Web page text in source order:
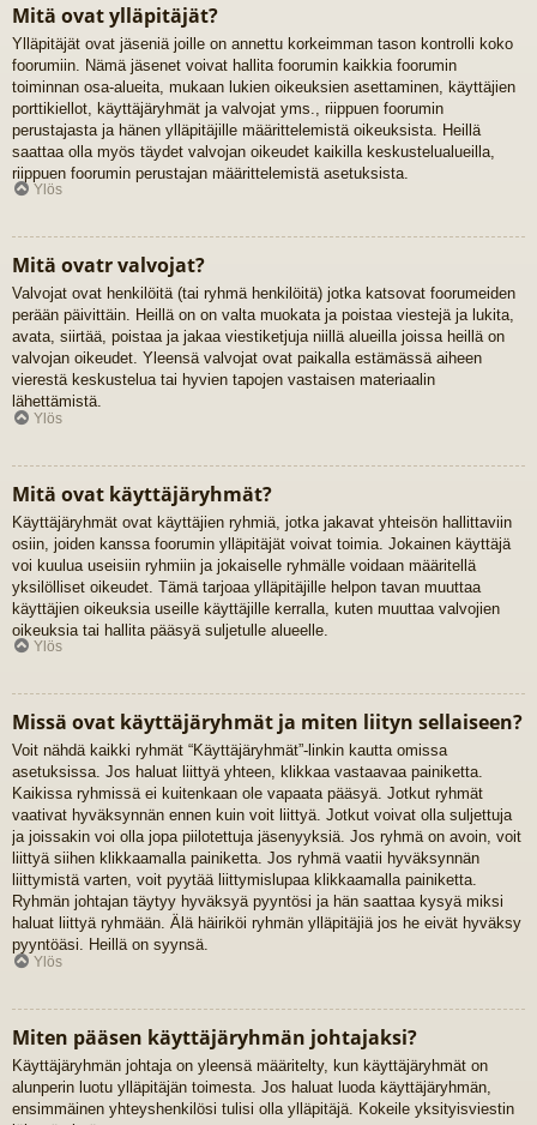
Mitä ovat ylläpitäjät?
Ylläpitäjät ovat jäseniä joille on annettu korkeimman tason kontrolli koko
foorumiin. Nämä jäsenet voivat hallita foorumin kaikkia foorumin
toiminnan osa-alueita, mukaan lukien oikeuksien asettaminen, käyttäjien
porttikiellot, käyttäjäryhmät ja valvojat yms., riippuen foorumin
perustajasta ja hänen ylläpitäjille määrittelemistä oikeuksista. Heillä
saattaa olla myös täydet valvojan oikeudet kaikilla keskustelualueilla,
riippuen foorumin perustajan määrittelemistä asetuksista.
Ylös
Mitä ovatr valvojat?
Valvojat ovat henkilöitä (tai ryhmä henkilöitä) jotka katsovat foorumeiden
perään päivittäin. Heillä on on valta muokata ja poistaa viestejä ja lukita,
avata, siirtää, poistaa ja jakaa viestiketjuja niillä alueilla joissa heillä on
valvojan oikeudet. Yleensä valvojat ovat paikalla estämässä aiheen
vierestä keskustelua tai hyvien tapojen vastaisen materiaalin
lähettämistä.
Ylös
Mitä ovat käyttäjäryhmät?
Käyttäjäryhmät ovat käyttäjien ryhmiä, jotka jakavat yhteisön hallittaviin
osiin, joiden kanssa foorumin ylläpitäjät voivat toimia. Jokainen käyttäjä
voi kuulua useisiin ryhmiin ja jokaiselle ryhmälle voidaan määritellä
yksilölliset oikeudet. Tämä tarjoaa ylläpitäjille helpon tavan muuttaa
käyttäjien oikeuksia useille käyttäjille kerralla, kuten muuttaa valvojien
oikeuksia tai hallita pääsyä suljetulle alueelle.
Ylös
Missä ovat käyttäjäryhmät ja miten liityn sellaiseen?
Voit nähdä kaikki ryhmät “Käyttäjäryhmät”-linkin kautta omissa
asetuksissa. Jos haluat liittyä yhteen, klikkaa vastaavaa painiketta.
Kaikissa ryhmissä ei kuitenkaan ole vapaata pääsyä. Jotkut ryhmät
vaativat hyväksynnän ennen kuin voit liittyä. Jotkut voivat olla suljettuja
ja joissakin voi olla jopa piilotettuja jäsenyyksiä. Jos ryhmä on avoin, voit
liittyä siihen klikkaamalla painiketta. Jos ryhmä vaatii hyväksynnän
liittymistä varten, voit pyytää liittymislupaa klikkaamalla painiketta.
Ryhmän johtajan täytyy hyväksyä pyyntösi ja hän saattaa kysyä miksi
haluat liittyä ryhmään. Älä häiriköi ryhmän ylläpitäjiä jos he eivät hyväksy
pyyntöäsi. Heillä on syynsä.
Ylös
Miten pääsen käyttäjäryhmän johtajaksi?
Käyttäjäryhmän johtaja on yleensä määritelty, kun käyttäjäryhmät on
alunperin luotu ylläpitäjän toimesta. Jos haluat luoda käyttäjäryhmän,
ensimmäinen yhteyshenkilösi tulisi olla ylläpitäjä. Kokeile yksityisviestin